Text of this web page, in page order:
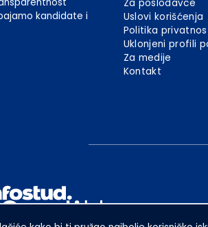
kandidate i
Za poslodavce
Uslovi korišćenja
Politika
Uklonjeni profili
Za medije
Kontakt